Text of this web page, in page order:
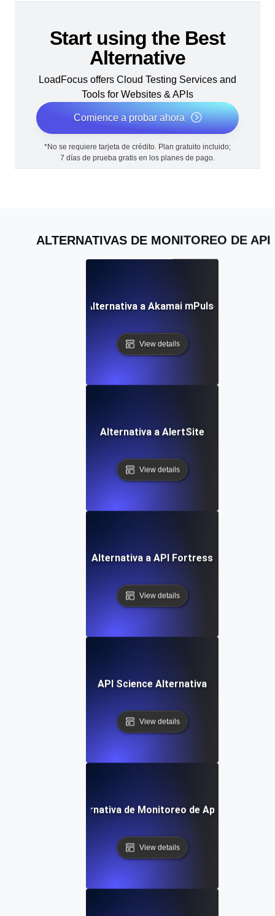
Start using the Best
Alternative
LoadFocus offers Cloud Testing Services and
Tools for Websites & APIs
Comience a probar ahora
*No se requiere tarjeta de crédito. Plan gratuito incluido;
7 días de prueba gratis en los planes de pago.
ALTERNATIVAS DE MONITOREO DE API
Alternativa a Akamai mPulse
View details
Alternativa a AlertSite
View details
Alternativa a API Fortress
View details
API Science Alternativa
View details
Alternativa de Monitoreo de Apigee
View details